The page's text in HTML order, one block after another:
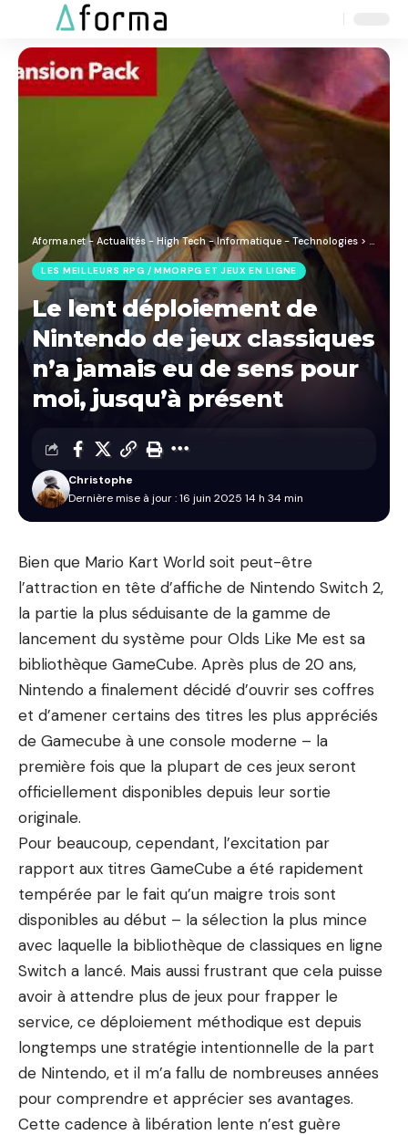
Resizer
Aforma.net - Actualités - High Tech - Informatique - Technologies > Blog
LES MEILLEURS RPG / MMORPG ET JEUX EN LIGNE
Le lent déploiement de
Nintendo de jeux classiques
n’a jamais eu de sens pour
moi, jusqu’à présent
Dernière mise à jour : 16 juin 2025 14 h 34 min
Christophe
Bien que Mario Kart World soit peut-être
l’attraction en tête d’affiche de Nintendo Switch 2,
la partie la plus séduisante de la gamme de
lancement du système pour Olds Like Me est sa
bibliothèque GameCube. Après plus de 20 ans,
Nintendo a finalement décidé d’ouvrir ses coffres
et d’amener certains des titres les plus appréciés
de Gamecube à une console moderne – la
première fois que la plupart de ces jeux seront
officiellement disponibles depuis leur sortie
originale.
Pour beaucoup, cependant, l’excitation par
rapport aux titres GameCube a été rapidement
tempérée par le fait qu’un maigre trois sont
disponibles au début – la sélection la plus mince
avec laquelle la bibliothèque de classiques en ligne
Switch a lancé. Mais aussi frustrant que cela puisse
avoir à attendre plus de jeux pour frapper le
service, ce déploiement méthodique est depuis
longtemps une stratégie intentionnelle de la part
de Nintendo, et il m’a fallu de nombreuses années
pour comprendre et apprécier ses avantages.
Cette cadence à libération lente n’est guère